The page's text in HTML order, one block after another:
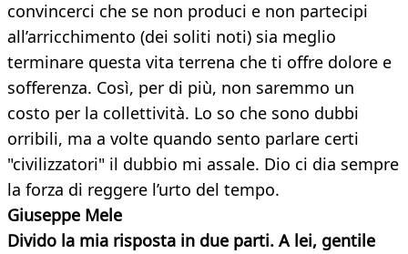
convincerci che se non produci e non partecipi
all’arricchimento (dei soliti noti) sia meglio
terminare questa vita terrena che ti offre dolore e
sofferenza. Così, per di più, non saremmo un
costo per la collettività. Lo so che sono dubbi
orribili, ma a volte quando sento parlare certi
"civilizzatori" il dubbio mi assale. Dio ci dia sempre
la forza di reggere l’urto del tempo.
Giuseppe Mele
Divido la mia risposta in due parti. A lei, gentile